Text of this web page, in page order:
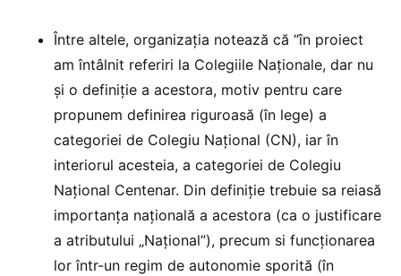
Între altele, organizația notează că “în proiect
am întâlnit referiri la Colegiile Naționale, dar nu
și o definiție a acestora, motiv pentru care
propunem definirea riguroasă (în lege) a
categoriei de Colegiu Național (CN), iar în
interiorul acesteia, a categoriei de Colegiu
Național Centenar. Din definiție trebuie sa reiasă
importanța națională a acestora (ca o justificare
a atributului „Național”), precum si funcționarea
lor într-un regim de autonomie sporită (în